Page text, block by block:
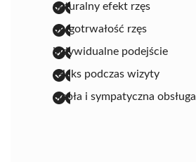
naturalny efekt rzęs
długotrwałość rzęs
indywidualne podejście
relaks podczas wizyty
ciepła i sympatyczna obsługa